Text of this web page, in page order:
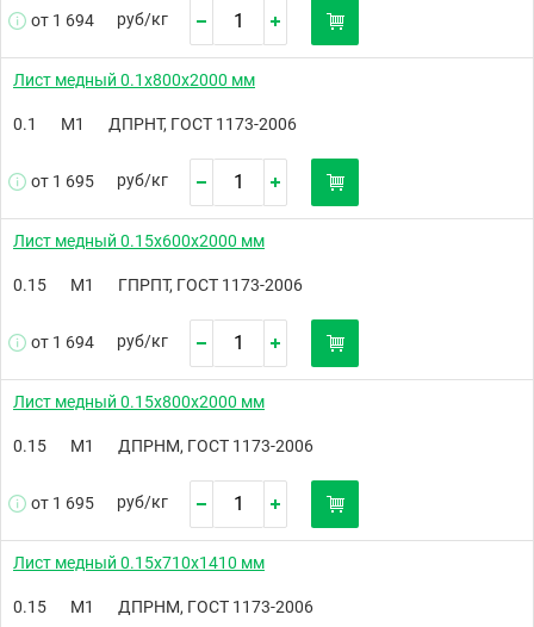
от 1 694 руб/кг
Лист медный 0.1х800х2000 мм
0.1 М1 ДПРНТ, ГОСТ 1173-2006
от 1 695 руб/кг
Лист медный 0.15х600х2000 мм
0.15 М1 ГПРПТ, ГОСТ 1173-2006
от 1 694 руб/кг
Лист медный 0.15х800х2000 мм
0.15 М1 ДПРНМ, ГОСТ 1173-2006
от 1 695 руб/кг
Лист медный 0.15х710х1410 мм
0.15 М1 ДПРНМ, ГОСТ 1173-2006